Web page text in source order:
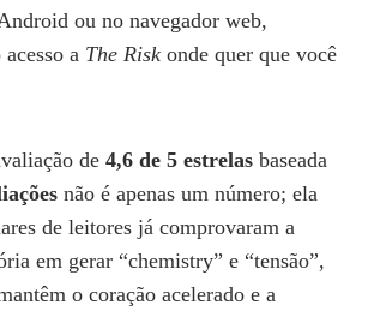
ou no navegador web,
a The Risk onde quer que você
de 4,6 de 5 estrelas baseada
não é apenas um número; ela
de leitores já comprovaram a
em gerar “chemistry” e “tensão”,
o coração acelerado e a